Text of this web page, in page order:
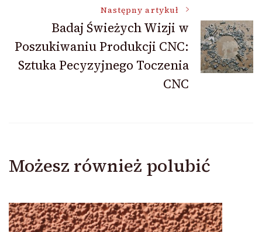
Następny artykuł
Badaj Świeżych Wizji w
Poszukiwaniu Produkcji CNC:
Sztuka Pecyzyjnego Toczenia
CNC
Możesz również polubić